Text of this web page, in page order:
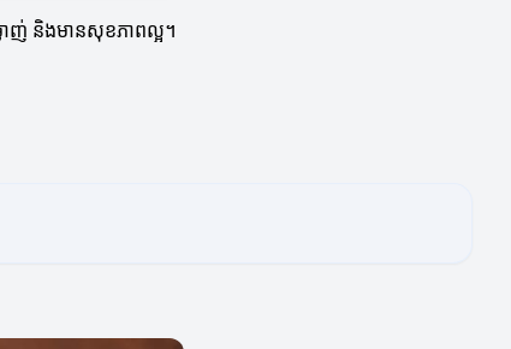
ងាញ់ និងមានសុខភាពល្អ។